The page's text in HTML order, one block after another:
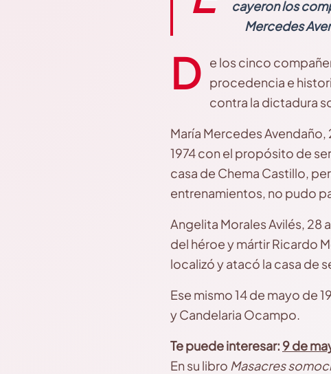
cayeron los
Mercedes
D e los cinco
procedencia e
contra la dictadura
María Mercedes Avendaño,
1974 con el propósito de
casa de Chema Castillo,
entrenamientos, no pudo
Angelita Morales Avilés, 28
del héroe y mártir Ricardo
localizó y atacó la casa de
Ese mismo 14 de mayo de
y Candelaria Ocampo.
Te puede interesar: 9 de
En su libro Masacres